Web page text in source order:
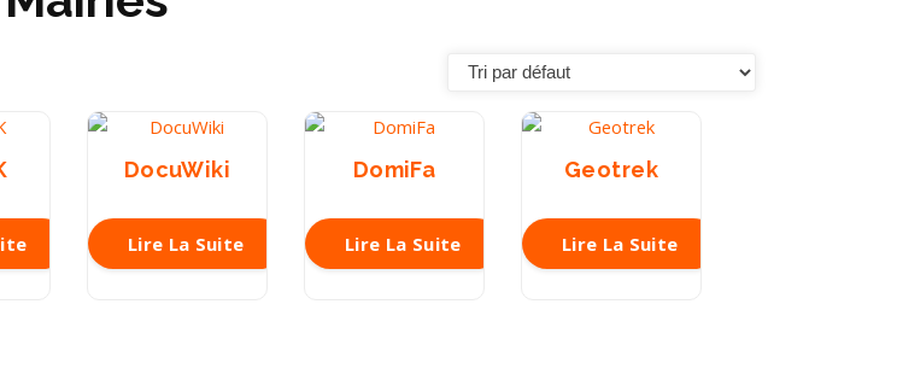
DocuWiki
Lire La Suite
DomiFa
Lire La Suite
Geotrek
Lire La Suite